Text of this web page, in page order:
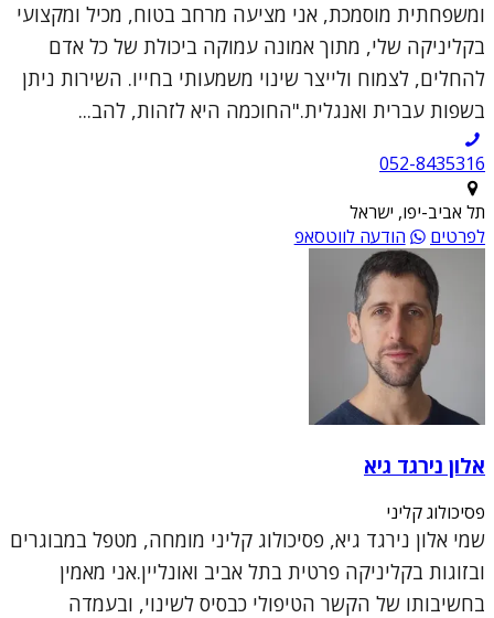
ומשפחתית מוסמכת, אני מציעה מרחב בטוח, מכיל ומקצועי
בקליניקה שלי, מתוך אמונה עמוקה ביכולת של כל אדם
להחלים, לצמוח ולייצר שינוי משמעותי בחייו. השירות ניתן
בשפות עברית ואנגלית."החוכמה היא לזהות, להב...
052-8435316
תל אביב-יפו, ישראל
לפרטים
הודעה לווטסאפ
אלון נירגד גיא
פסיכולוג קליני
שמי אלון נירגד גיא, פסיכולוג קליני מומחה, מטפל במבוגרים
ובזוגות בקליניקה פרטית בתל אביב ואונליין.אני מאמין
בחשיבותו של הקשר הטיפולי כבסיס לשינוי, ובעמדה